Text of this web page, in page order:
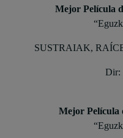
Mejor Película
SUSTRAIAK,
Dir:
Mejor Película